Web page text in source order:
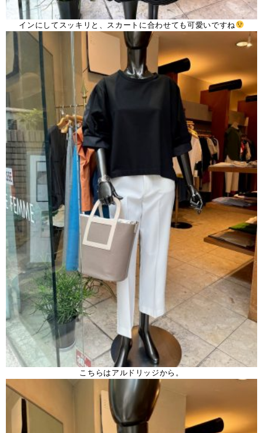
インにしてスッキリと、スカートに合わせても可愛いですね
こちらはアルドリッジから。